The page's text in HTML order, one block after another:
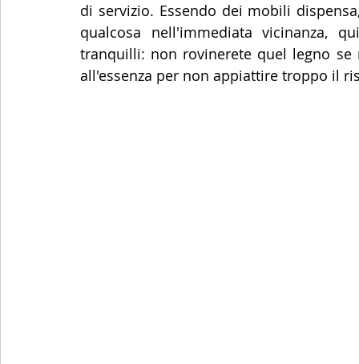
di servizio. Essendo dei mobili
qualcosa nell'immediata vicinanza,
tranquilli: non rovinerete quel legno
all'essenza per non appiattire troppo il